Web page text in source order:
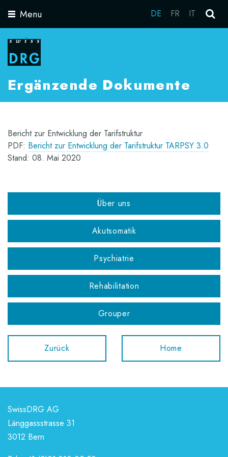
Toggle
Menu DE FR IT
Ergänzende Dokumente
Bericht zur Entwicklung der Tarifstruktur
PDF: Bericht zur Entwicklung der Tarifstruktur TARPSY 3.0
Stand: 08. Mai 2020
Über uns
Akutsomatik
Psychiatrie
Rehabilitation
Grouper
Zurück Home
SwissDRG AG
Länggassstrasse 31
3012 Bern